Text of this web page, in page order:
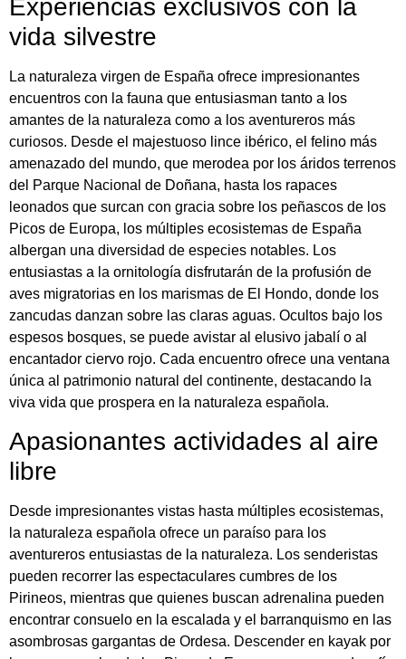
Experiencias exclusivos con la
vida silvestre
La naturaleza virgen de España ofrece impresionantes
encuentros con la fauna que entusiasman tanto a los
amantes de la naturaleza como a los aventureros más
curiosos. Desde el majestuoso lince ibérico, el felino más
amenazado del mundo, que merodea por los áridos terrenos
del Parque Nacional de Doñana, hasta los rapaces
leonados que surcan con gracia sobre los peñascos de los
Picos de Europa, los múltiples ecosistemas de España
albergan una diversidad de especies notables. Los
entusiastas a la ornitología disfrutarán de la profusión de
aves migratorias en los marismas de El Hondo, donde los
zancudas danzan sobre las claras aguas. Ocultos bajo los
espesos bosques, se puede avistar al elusivo jabalí o al
encantador ciervo rojo. Cada encuentro ofrece una ventana
única al patrimonio natural del continente, destacando la
viva vida que prospera en la naturaleza española.
Apasionantes actividades al aire
libre
Desde impresionantes vistas hasta múltiples ecosistemas,
la naturaleza española ofrece un paraíso para los
aventureros entusiastas de la naturaleza. Los senderistas
pueden recorrer las espectaculares cumbres de los
Pirineos, mientras que quienes buscan adrenalina pueden
encontrar consuelo en la escalada y el barranquismo en las
asombrosas gargantas de Ordesa. Descender en kayak por